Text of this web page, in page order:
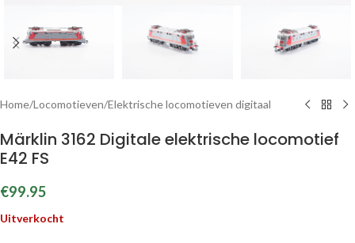
Home/Locomotieven/Elektrische locomotieven digitaal
Märklin 3162 Digitale elektrische locomotief
E42 FS
€99.95
Uitverkocht